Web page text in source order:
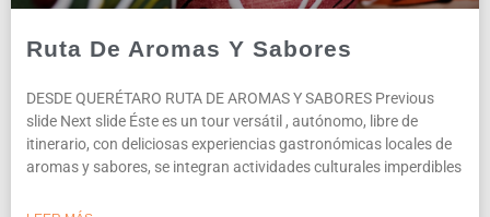
Ruta De Aromas Y Sabores
DESDE QUERÉTARO RUTA DE AROMAS Y SABORES Previous
slide Next slide Éste es un tour versátil , autónomo, libre de
itinerario, con deliciosas experiencias gastronómicas locales de
aromas y sabores, se integran actividades culturales imperdibles